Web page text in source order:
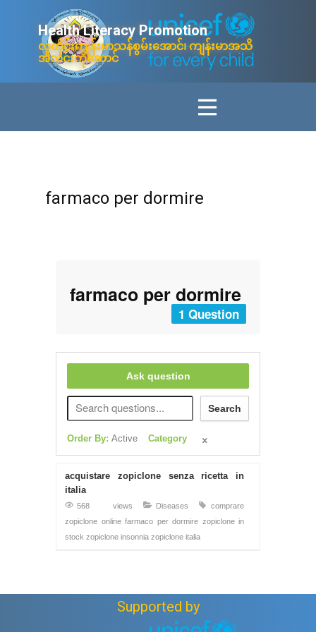
Health Litera​cy ​Promotion
လူတိုင်းကျန်းမာသန်စွမ်းအောင်၊ ကျန်းမာအသိ
အလင်းကိုဆောင်
farmaco per dormire
farmaco per dormire
1 Question
Ask question
Search
Order By: Active Category
acquistare zopiclone senza ricetta in
italia
568 views Diseases
comprare
zopiclone online farmaco per dormire zopiclone in
stock zopiclone insonnia zopiclone italia
Supported by